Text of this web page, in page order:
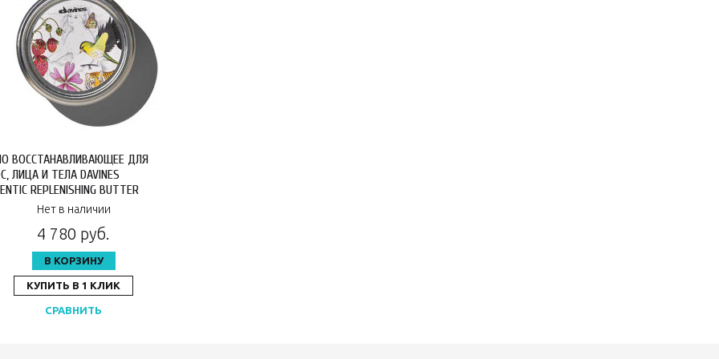
ВОССТАНАВЛИВАЮЩЕЕ ДЛЯ
ЛИЦА И ТЕЛА DAVINES
REPLENISHING BUTTER
HAIR/BODY 200 МЛ 74013
Нет в наличии
4 780 руб.
В КОРЗИНУ
КУПИТЬ В 1 КЛИК
СРАВНИТЬ